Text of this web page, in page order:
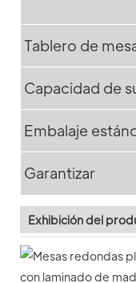
Tablero de
Capacidad de
Embalaje
Garantizar
Exhibición del